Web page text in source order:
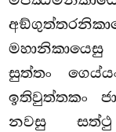
සුත්තං
ඉතිවුත්තකං
නවසු සත්ථු